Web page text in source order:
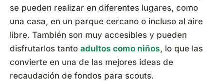
se pueden realizar en diferentes lugares, como
una casa, en un parque cercano o incluso al aire
libre. También son muy accesibles y pueden
disfrutarlos tanto adultos como niños, lo que las
convierte en una de las mejores ideas de
recaudación de fondos para scouts.